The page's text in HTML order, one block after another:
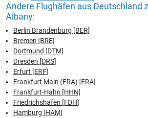
Andere Flughäfen aus Deutschland
Albany:
Berlin Brandenburg [BER]
Bremen [BRE]
Dortmund [DTM]
Dresden [DRS]
Erfurt [ERF]
Frankfurt Main (FRA) [FRA]
Frankfurt-Hahn [HHN]
Friedrichshafen [FDH]
Hamburg [HAM]